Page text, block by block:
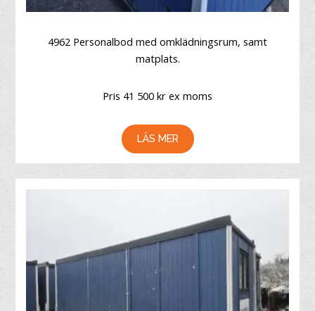
4962 Personalbod med omklädningsrum, samt
matplats.
Pris 41 500 kr ex moms
LÄS MER